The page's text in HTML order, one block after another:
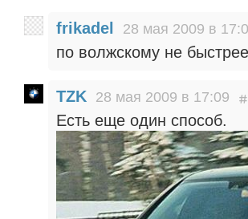
frikadel 28 мая 2009 в
по волжскому не
TZK 28 мая 2009 в 17:09
Есть еще один способ.